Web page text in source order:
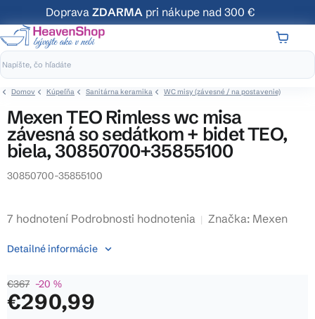
na
obsah
Doprava ZDARMA pri nákupe nad 300 €
Domov Kúpeľňa Sanitárna keramika WC misy (závesné / na postavenie)
Mexen TEO Rimless wc misa
závesná so sedátkom + bidet TEO,
biela, 30850700+35855100
30850700-35855100
Priemerné
produktu
4,1
z
7 hodnotení Podrobnosti hodnotenia Značka: Mexen
€367 –20 %
€290,99
Detailné informácie